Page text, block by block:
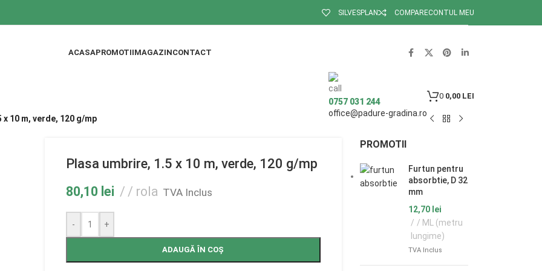
SILVESPLAN COMPARECONTUL MEU
ACASAPROMOTIIMAGAZINCONTACT
0757 031 244
office@padure-gradina.ro
0 0,00 LEI
x 10 m, verde, 120 g/mp
Plasa umbrire, 1.5 x 10 m, verde, 120 g/mp
80,10 lei / rola TVA Inclus
- +
ADAUGĂ ÎN COȘ
PROMOTII
Furtun pentru
absorbtie, D 32
mm
12,70 lei
/ ML (metru
lungime)
TVA Inclus